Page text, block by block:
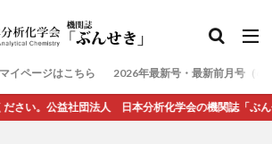
イページはこちら 2026年最新号・最新前月号（6
公益社団法人 日本分析化学会の機関誌「ぶんせき」